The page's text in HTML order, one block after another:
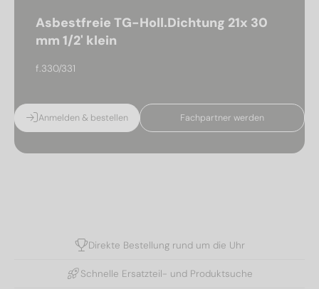
Asbestfreie TG-Holl.Dichtung 21x 30
mm 1/2' klein
f.330/331
Anmelden & bestellen Fachpartner werden
Direkte Bestellung rund um die Uhr
Schnelle Ersatzteil- und Produktsuche